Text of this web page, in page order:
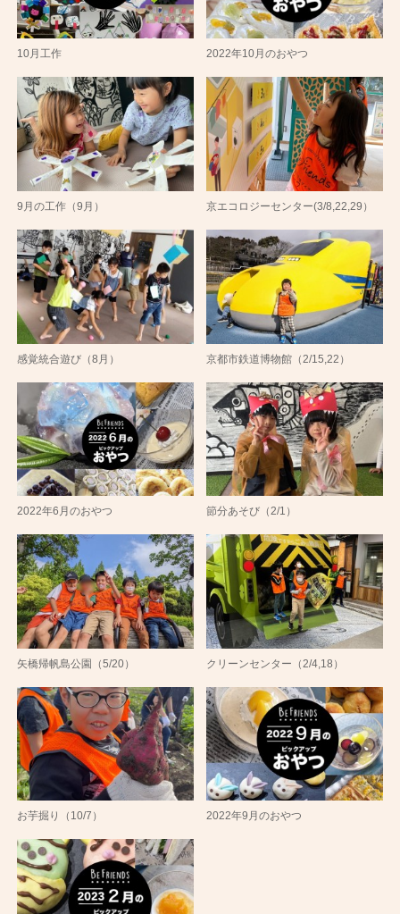
10月工作 2022年10月のおやつ
9月の工作（9月） 京エコロジーセンター(3/8,22,29）
感覚統合遊び（8月） 京都市鉄道博物館（2/15,22）
2022年6月のおやつ 節分あそび（2/1）
矢橋帰帆島公園（5/20） クリーンセンター（2/4,18）
お芋掘り（10/7） 2022年9月のおやつ